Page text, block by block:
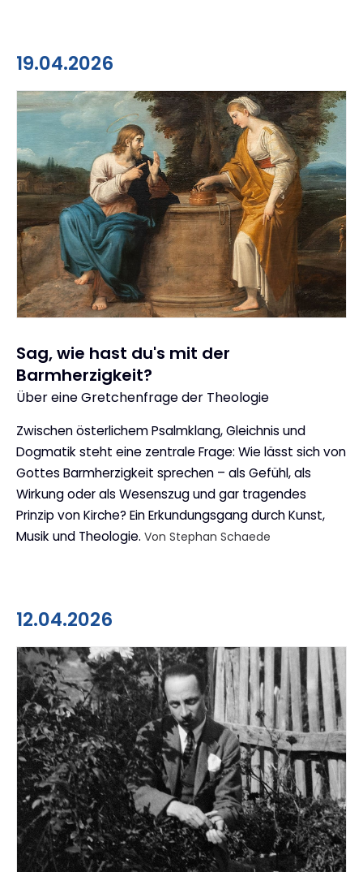
19.04.2026
Sag, wie hast du's mit der
Barmherzigkeit?
:
Über eine Gretchenfrage der Theologie
Zwischen österlichem Psalmklang, Gleichnis und
Dogmatik steht eine zentrale Frage: Wie lässt sich von
Gottes Barmherzigkeit sprechen – als Gefühl, als
Wirkung oder als Wesenszug und gar tragendes
Prinzip von Kirche? Ein Erkundungsgang durch Kunst,
Musik und Theologie. Von Stephan Schaede
12.04.2026